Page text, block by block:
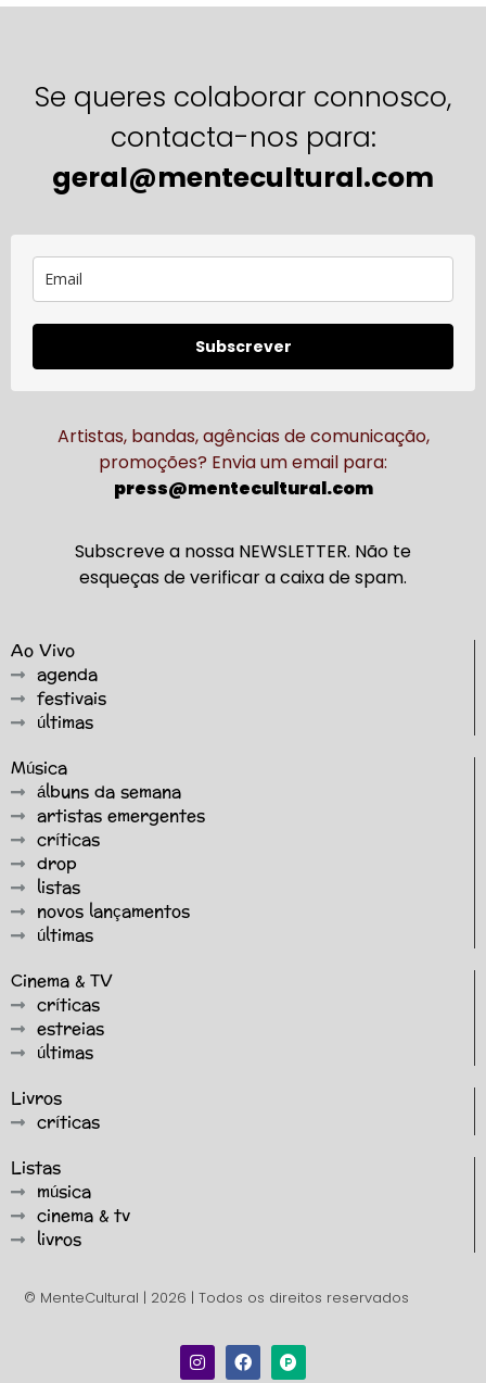
Se queres colaborar connosco,
contacta-nos para:
geral@mentecultural.com
Subscrever
Artistas, bandas, agências de comunicação,
promoções? Envia um email para:
press@mentecultural.com
Subscreve a nossa NEWSLETTER. Não te
esqueças de verificar a caixa de spam.
Ao Vivo
agenda
festivais
últimas
Música
álbuns da semana
artistas emergentes
críticas
drop
listas
novos lançamentos
últimas
Cinema & TV
críticas
estreias
últimas
Livros
críticas
Listas
música
cinema & tv
livros
© MenteCultural | 2026 | Todos os direitos reservados